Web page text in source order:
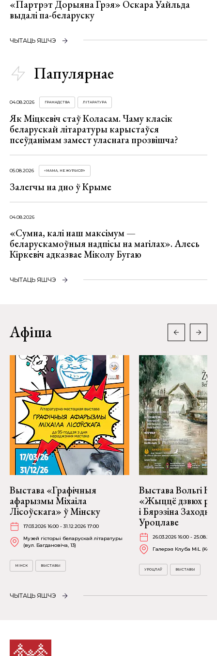
«Партрэт Дорыяна Грэя» Оскара Уайльда
выдалі па-беларуску
ЧЫТАЦЬ ЯШЧЭ
Папулярнае
04.08.2026 ГРАМАДСТВА ЛІТАРАТУРА
Як Міцкевіч стаў Коласам. Чаму класік
беларускай літаратуры карыстаўся
псеўданімам замест уласнага прозвішча?
05.08.2026 «МАМА, НЕ ЖУРЫСЯ!»
Залегчы на дно ў Крыме
04.08.2026
«Сумна, калі наш максімум —
беларускамоўныя надпісы на магілах». Алесь
Кіркевіч адказвае Міколу Бугаю
ЧЫТАЦЬ ЯШЧЭ
Афіша
Выстава «Графічныя
афарызмы Міхаіла
Лісоўскага» ў Мінску
17.03.2026 16:00 - 31.12.2026 17:00
Музей гісторыі беларускай літаратуры
(вул. Багдановіча, 13)
МІНСК ВЫСТАВЫ
Выстава Вольгі
«Жыццё дзвюх
і Бярэзіна
Уроцлаве
26.03.2026 16:00 -
Галерэя Клуба MiL
УРОЦЛАЎ ВЫСТАВЫ
ЧЫТАЦЬ ЯШЧЭ